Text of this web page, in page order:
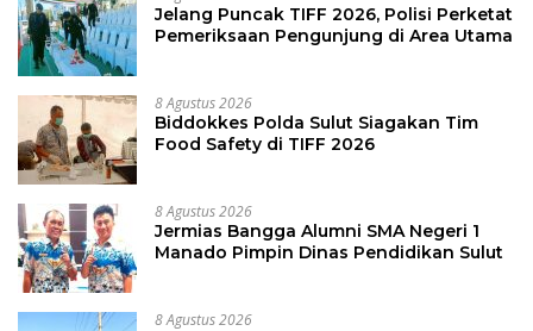
Jelang Puncak TIFF 2026, Polisi Perketat
Pemeriksaan Pengunjung di Area Utama
8 Agustus 2026
Biddokkes Polda Sulut Siagakan Tim
Food Safety di TIFF 2026
8 Agustus 2026
Jermias Bangga Alumni SMA Negeri 1
Manado Pimpin Dinas Pendidikan Sulut
8 Agustus 2026